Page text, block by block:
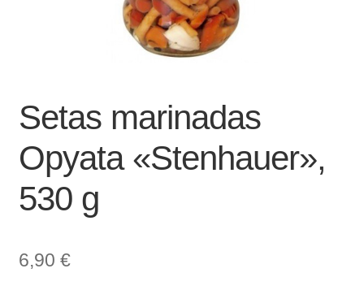
Setas marinadas
Opyata «Stenhauer»,
530 g
6,90 €